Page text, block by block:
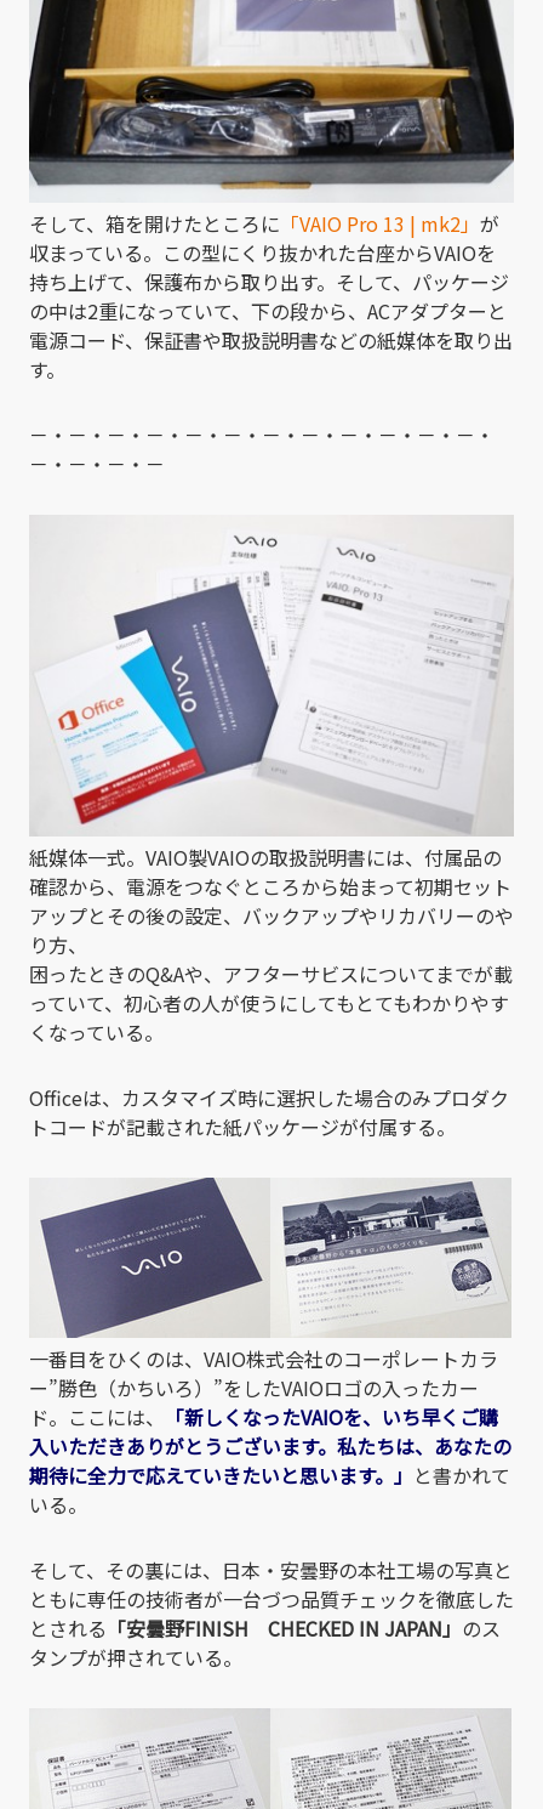
そして、箱を開けたところに 「VAIO Pro 13 | mk2」 が
収まっている。この型にくり抜かれた台座からVAIOを
持ち上げて、保護布から取り出す。そして、パッケージ
の中は2重になっていて、下の段から、ACアダプターと
電源コード、保証書や取扱説明書などの紙媒体を取り出
す。
－・－・－・－・－・－・－・－・－・－・－・－・
－・－・－・－
紙媒体一式。VAIO製VAIOの取扱説明書には、付属品の
確認から、電源をつなぐところから始まって初期セット
アップとその後の設定、バックアップやリカバリーのや
り方、
困ったときのQ&Aや、アフターサビスについてまでが載
っていて、初心者の人が使うにしてもとてもわかりやす
くなっている。
Officeは、カスタマイズ時に選択した場合のみプロダク
トコードが記載された紙パッケージが付属する。
一番目をひくのは、VAIO株式会社のコーポレートカラ
ー”勝色（かちいろ）”をしたVAIOロゴの入ったカー
ド。ここには、
「新しくなったVAIOを、いち早くご購
入いただきありがとうございます。私たちは、あなたの
期待に全力で応えていきたいと思います。」 と書かれて
いる。
そして、その裏には、日本・安曇野の本社工場の写真と
ともに専任の技術者が一台づつ品質チェックを徹底した
とされる 「安曇野FINISH CHECKED IN JAPAN」 のス
タンプが押されている。